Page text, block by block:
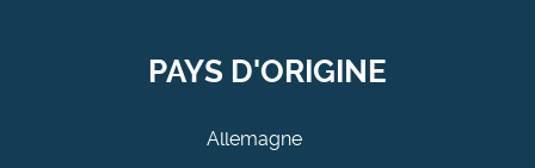
PAYS D'ORIGINE
Allemagne